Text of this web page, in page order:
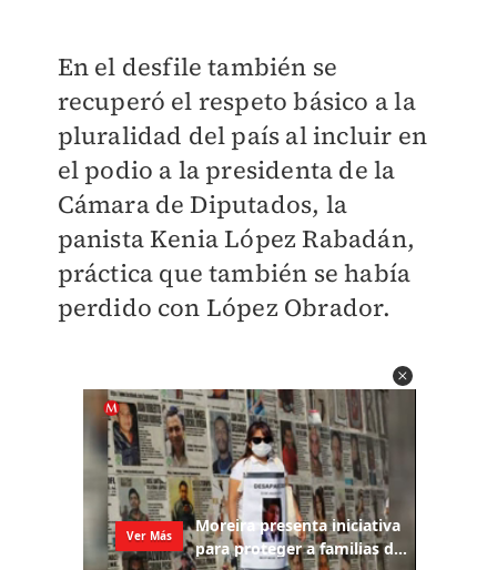
En el desfile también se
recuperó el respeto básico a la
pluralidad del país al incluir en
el podio a la presidenta de la
Cámara de Diputados, la
panista Kenia López Rabadán,
práctica que también se había
perdido con López Obrador.